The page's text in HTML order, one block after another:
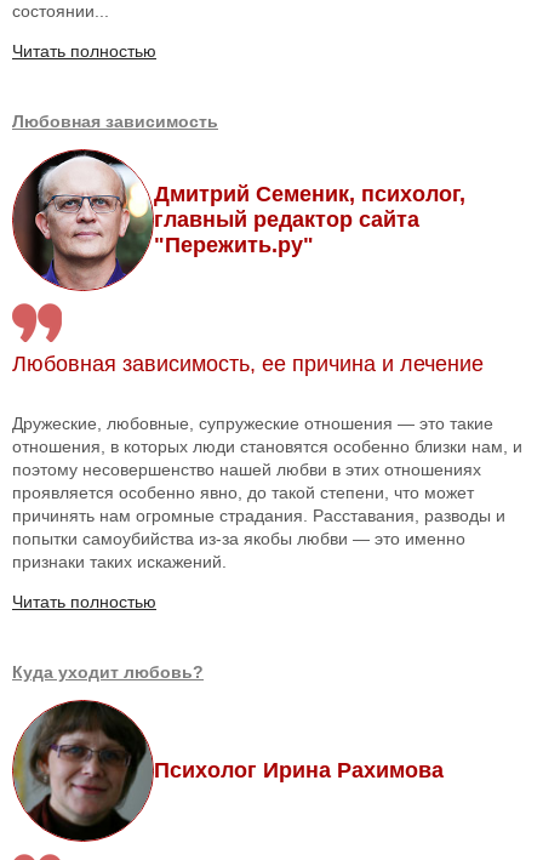
состоянии...
Читать полностью
Любовная зависимость
Дмитрий Семеник, психолог,
главный редактор сайта
"Пережить.ру"
Любовная зависимость, ее причина и лечение
Дружеские, любовные, супружеские отношения — это такие
отношения, в которых люди становятся особенно близки нам, и
поэтому несовершенство нашей любви в этих отношениях
проявляется особенно явно, до такой степени, что может
причинять нам огромные страдания. Расставания, разводы и
попытки самоубийства из-за якобы любви — это именно
признаки таких искажений.
Читать полностью
Куда уходит любовь?
Психолог Ирина Рахимова